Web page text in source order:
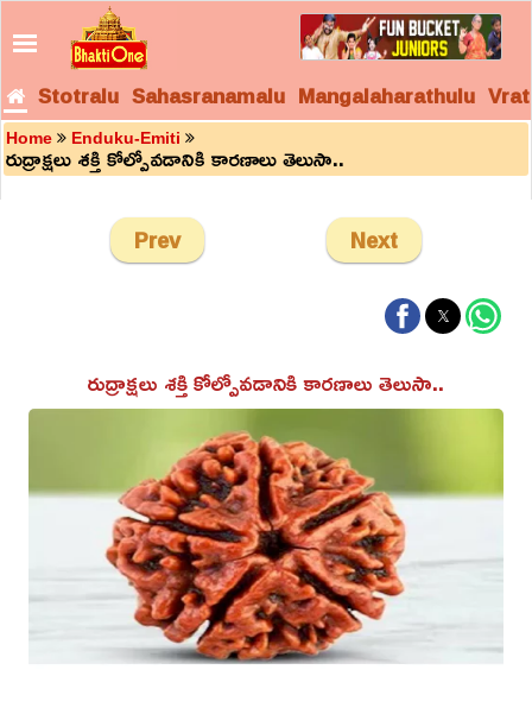
Stotralu Sahasranamalu Mangalaharathulu
Home Enduku-Emiti
రుద్రాక్షలు శక్తి కోల్పోవడానికి కారణాలు తెలుసా..
Prev Next
రుద్రాక్షలు శక్తి కోల్పోవడానికి కారణాలు తెలుసా..